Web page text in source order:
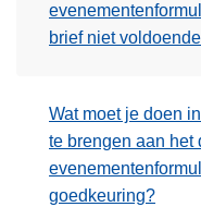
brief niet
Wat moet je doen
te brengen aan het
goedkeuring?